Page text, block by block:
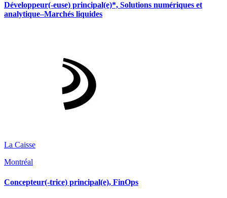
Développeur(-euse) principal(e)*, Solutions numériques et
analytique–Marchés liquides
La Caisse
Montréal
Concepteur(-trice) principal(e), FinOps